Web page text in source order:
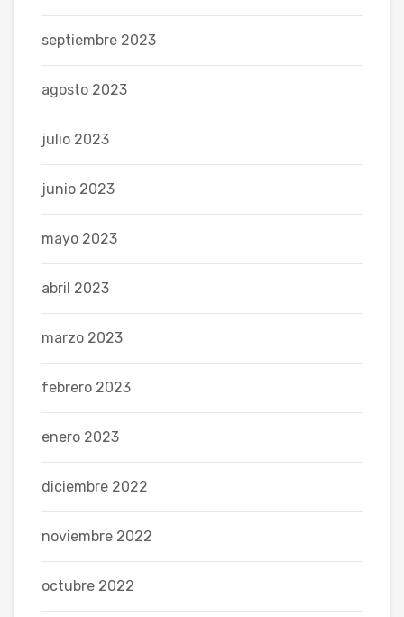
septiembre 2023
agosto 2023
julio 2023
junio 2023
mayo 2023
abril 2023
marzo 2023
febrero 2023
enero 2023
diciembre 2022
noviembre 2022
octubre 2022